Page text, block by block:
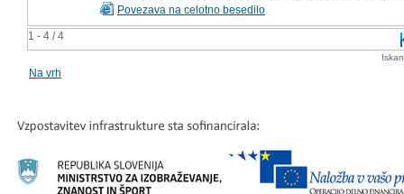
1 - 4 / 4
Povezava na celotno besedilo
Na vrh